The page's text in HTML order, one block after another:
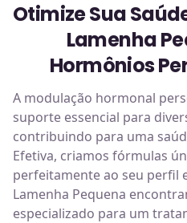
Otimize Sua
Lamenha
Hormônios
A modulação hormonal
suporte essencial para
contribuindo para uma
Efetiva, criamos fórmulas
perfeitamente ao seu perfil
Lamenha Pequena
especializado para um